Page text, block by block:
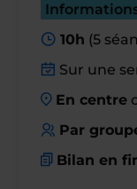
10h (5
Sur une
En centre
Par
Bilan en